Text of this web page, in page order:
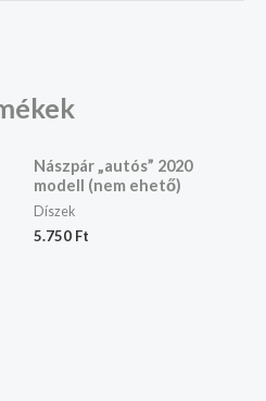
Nászpár „autós” 2020
modell (nem ehető)
Díszek
5.750 Ft